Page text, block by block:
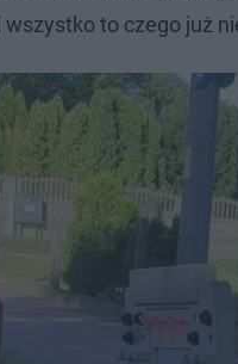
to czego już